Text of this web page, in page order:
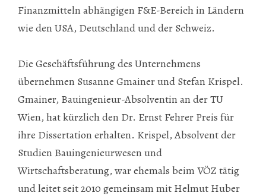
Finanzmitteln abhängigen F&E-Bereich in Ländern
wie den USA, Deutschland und der Schweiz.
Die Geschäftsführung des Unternehmens
übernehmen Susanne Gmainer und Stefan Krispel.
Gmainer, Bauingenieur-Absolventin an der TU
Wien, hat kürzlich den Dr. Ernst Fehrer Preis für
ihre Dissertation erhalten. Krispel, Absolvent der
Studien Bauingenieurwesen und
Wirtschaftsberatung, war ehemals beim VÖZ tätig
und leitet seit 2010 gemeinsam mit Helmut Huber